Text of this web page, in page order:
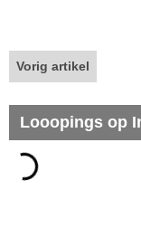
Vorig artikel
Looopings op